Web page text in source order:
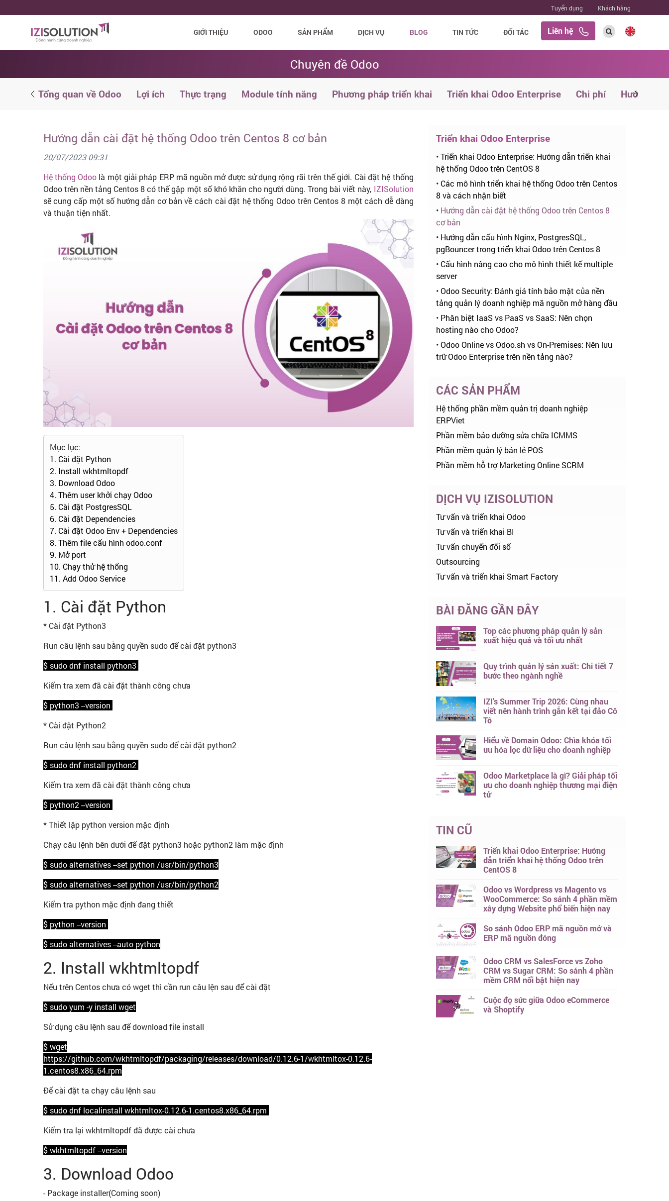
Tuyển dụng Khách hàng
GIỚI THIỆU ODOO SẢN PHẨM DỊCH VỤ BLOG TIN TỨC ĐỐI TÁC Liên hệ
Chuyên đề Odoo
Tổng quan về Odoo Lợi ích Thực trạng Module tính năng Phương pháp triển khai Triển khai Odoo Enterprise Chi phí Hướng
Hướng dẫn cài đặt hệ thống Odoo trên Centos 8 cơ bản
20/07/2023 09:31
Hệ thống Odoo là một giải pháp ERP mã nguồn mở được sử dụng rộng rãi trên thế giới. Cài đặt hệ thống
Odoo trên nền tảng Centos 8 có thể gặp một số khó khăn cho người dùng. Trong bài viết này, IZISolution
sẽ cung cấp một số hướng dẫn cơ bản về cách cài đặt hệ thống Odoo trên Centos 8 một cách dễ dàng
và thuận tiện nhất.
Mục lục:
1. Cài đặt Python
2. Install wkhtmltopdf
3. Download Odoo
4. Thêm user khởi chạy Odoo
5. Cài đặt PostgresSQL
6. Cài đặt Dependencies
7. Cài đặt Odoo Env + Dependencies
8. Thêm file cấu hình odoo.conf
9. Mở port
10. Chạy thử hệ thống
11. Add Odoo Service
1. Cài đặt Python
* Cài đặt Python3
Run câu lệnh sau bằng quyền sudo để cài đặt python3
$ sudo dnf install python3
Kiểm tra xem đã cài đặt thành công chưa
$ python3 --version
* Cài đật Python2
Run câu lệnh sau bằng quyền sudo để cài đặt python2
$ sudo dnf install python2
Kiểm tra xem đã cài đặt thành công chưa
$ python2 --version
* Thiết lập python version mặc định
Chạy câu lệnh bên dưới để đặt python3 hoặc python2 làm mặc định
$ sudo alternatives --set python /usr/bin/python3
$ sudo alternatives --set python /usr/bin/python2
Kiểm tra python mặc định đang thiết
$ python --version
$ sudo alternatives --auto python
2. Install wkhtmltopdf
Nếu trên Centos chưa có wget thì cần run câu lện sau để cài đặt
$ sudo yum -y install wget
Sử dụng câu lệnh sau để download file install
$ wget
https://github.com/wkhtmltopdf/packaging/releases/download/0.12.6-1/wkhtmltox-0.12.6-
1.centos8.x86_64.rpm
Để cài đặt ta chạy câu lệnh sau
$ sudo dnf localinstall wkhtmltox-0.12.6-1.centos8.x86_64.rpm
Kiểm tra lại wkhtmltopdf đã được cài chưa
$ wkhtmltopdf --version
3. Download Odoo
- Package installer(Coming soon)
Triển khai Odoo Enterprise
•Triển khai Odoo Enterprise: Hướng dẫn triển khai
hệ thống Odoo trên CentOS 8
• Các mô hình triển khai hệ thống Odoo trên Centos
8 và cách nhận biết
• Hướng dẫn cài đặt hệ thống Odoo trên Centos 8
cơ bản
• Hướng dẫn cấu hình Nginx, PostgresSQL,
pgBouncer trong triển khai Odoo trên Centos 8
• Cấu hình nâng cao cho mô hình thiết kế multiple
server
•Odoo Security: Đánh giá tính bảo mật của nền
tảng quản lý doanh nghiệp mã nguồn mở hàng đầu
• Phân biệt IaaS vs PaaS vs SaaS: Nên chọn
hosting nào cho Odoo?
•Odoo Online vs Odoo.sh vs On-Premises: Nên lưu
trữ Odoo Enterprise trên nền tảng nào?
CÁC SẢN PHẨM
Hệ thống phần mềm quản trị doanh nghiệp
ERPViet
Phần mềm bảo dưỡng sửa chữa ICMMS
Phần mềm quản lý bán lẻ POS
Phần mềm hỗ trợ Marketing Online SCRM
DỊCH VỤ IZISOLUTION
Tư vấn và triển khai Odoo
Tư vấn và triển khai BI
Tư vấn chuyển đổi số
Outsourcing
Tư vấn và triển khai Smart Factory
BÀI ĐĂNG GẦN ĐÂY
Top các phương pháp quản lý sản
xuất hiệu quả và tối ưu nhất
Quy trình quản lý sản xuất: Chi tiết 7
bước theo ngành nghề
IZI’s Summer Trip 2026: Cùng nhau
viết nên hành trình gắn kết tại đảo Cô
Tô
Hiểu về Domain Odoo: Chìa khóa tối
ưu hóa lọc dữ liệu cho doanh nghiệp
Odoo Marketplace là gì? Giải pháp tối
ưu cho doanh nghiệp thương mại điện
tử
TIN CŨ
Triển khai Odoo Enterprise: Hướng
dẫn triển khai hệ thống Odoo trên
CentOS 8
Odoo vs Wordpress vs Magento vs
WooCommerce: So sánh 4 phần mềm
xây dựng Website phổ biến hiện nay
So sánh Odoo ERP mã nguồn mở và
ERP mã nguồn đóng
Odoo CRM vs SalesForce vs Zoho
CRM vs Sugar CRM: So sánh 4 phần
mềm CRM nổi bật hiện nay
Cuộc đọ sức giữa Odoo eCommerce
và Shoptify